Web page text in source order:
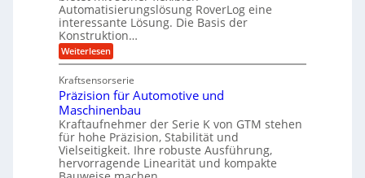
r
g
l
e
i
c
h
e
l
g
e
w
i
n
d
e
t
r
i
s
a
t
z
u
n
d
A
u
f
t
u
c
h
i
n
Z
e
e
n
v
o
n
K
Automatisierungslösung RoverLog eine
interessante Lösung. Die Basis der
Konstruktion…
Weiterlesen:
Z
h
n
s
t
a
n
g
e
n
Kraftsensorserie
Präzision für Automotive und
Maschinenbau
Kraftaufnehmer der Serie K von GTM stehen
für hohe Präzision, Stabilität und
Vielseitigkeit. Ihre robuste Ausführung,
hervorragende Linearität und kompakte